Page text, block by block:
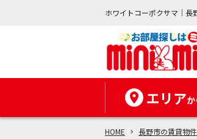
ホワイトコーポクサマ｜長
エリア
HOME 長野市の賃貸物